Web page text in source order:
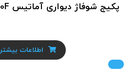
پکیج شوفاژ دیواری آماتیس LAURA PLUS 260F
اطلاعات بیشتر